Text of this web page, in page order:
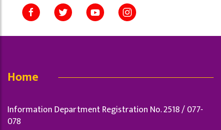
Home
Information Department Registration No. 2518 / 077-
078